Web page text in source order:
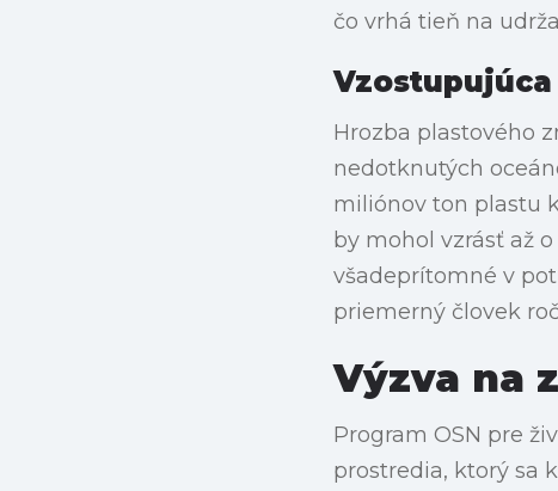
čo vrhá tieň na
Hrozba plastového
nedotknutých
miliónov ton plastu
by mohol vzrásť až
všadeprítomné v
priemerný človek
Výzva na
Program OSN pre
prostredia, ktorý sa